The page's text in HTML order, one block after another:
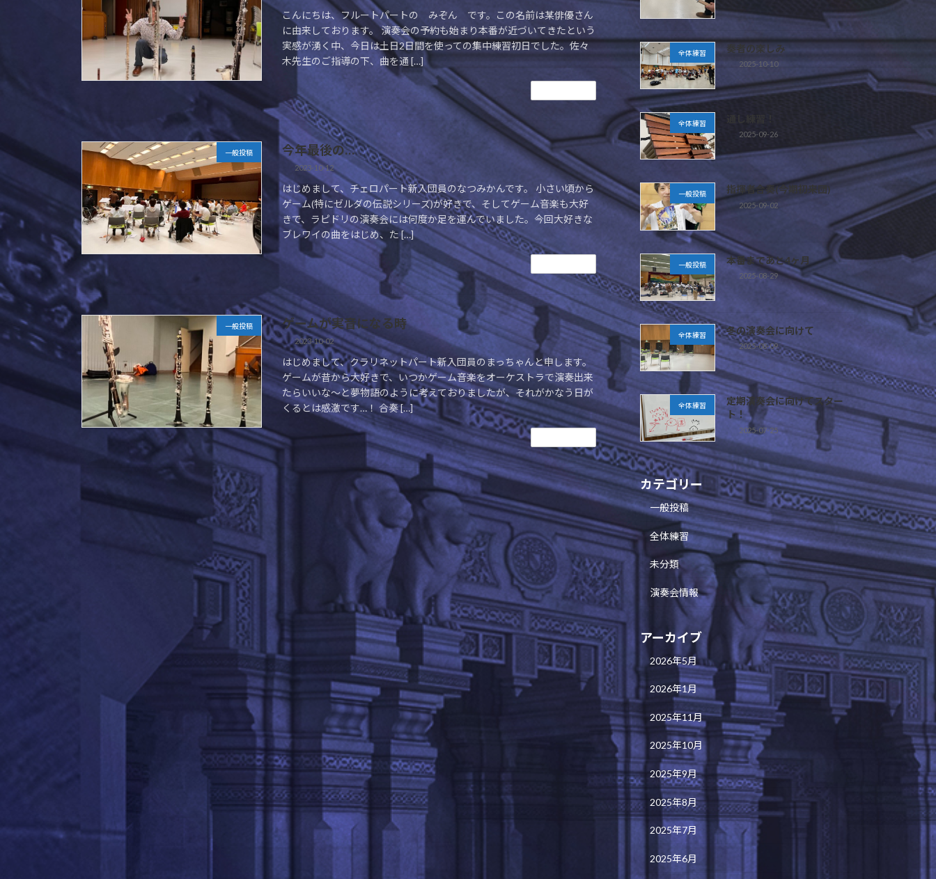
こんにちは、フルートパートの みぞん です。この名前は某俳優さん
に由来しております。 演奏会の予約も始まり本番が近づいてきたという
実感が湧く中、今日は土日2日間を使っての集中練習初日でした。佐々
木先生のご指導の下、曲を通 […]
一般投稿 今年最後の…
2023-10-12
はじめまして、チェロパート新入団員のなつみかんです。 小さい頃から
ゲーム(特にゼルダの伝説シリーズ)が好きで、そしてゲーム音楽も大好
きで、ラピドリの演奏会には何度か足を運んでいました。今回大好きな
ブレワイの曲をはじめ、た […]
一般投稿 ゲームが実音になる時
2023-10-02
はじめまして、クラリネットパート新入団員のまっちゃんと申します。
ゲームが昔から大好きで、いつかゲーム音楽をオーケストラで演奏出来
たらいいな～と夢物語のように考えておりましたが、それがかなう日が
くるとは感激です…！ 合奏 […]
全体練習 奏者の楽しみ
2025-10-10
全体練習
2025-09-26
一般投稿 指揮者合奏(今期初来団)
2025-09-02
一般投稿 本番まであと4ヶ月
2025-08-29
全体練習 冬の演奏会に向けて
2025-08-09
全体練習
定期演奏会に向けてスター
ト！
2025-07-25
カテゴリー
一般投稿
全体練習
未分類
演奏会情報
アーカイブ
2026年5月
2026年1月
2025年11月
2025年10月
2025年9月
2025年8月
2025年7月
2025年6月